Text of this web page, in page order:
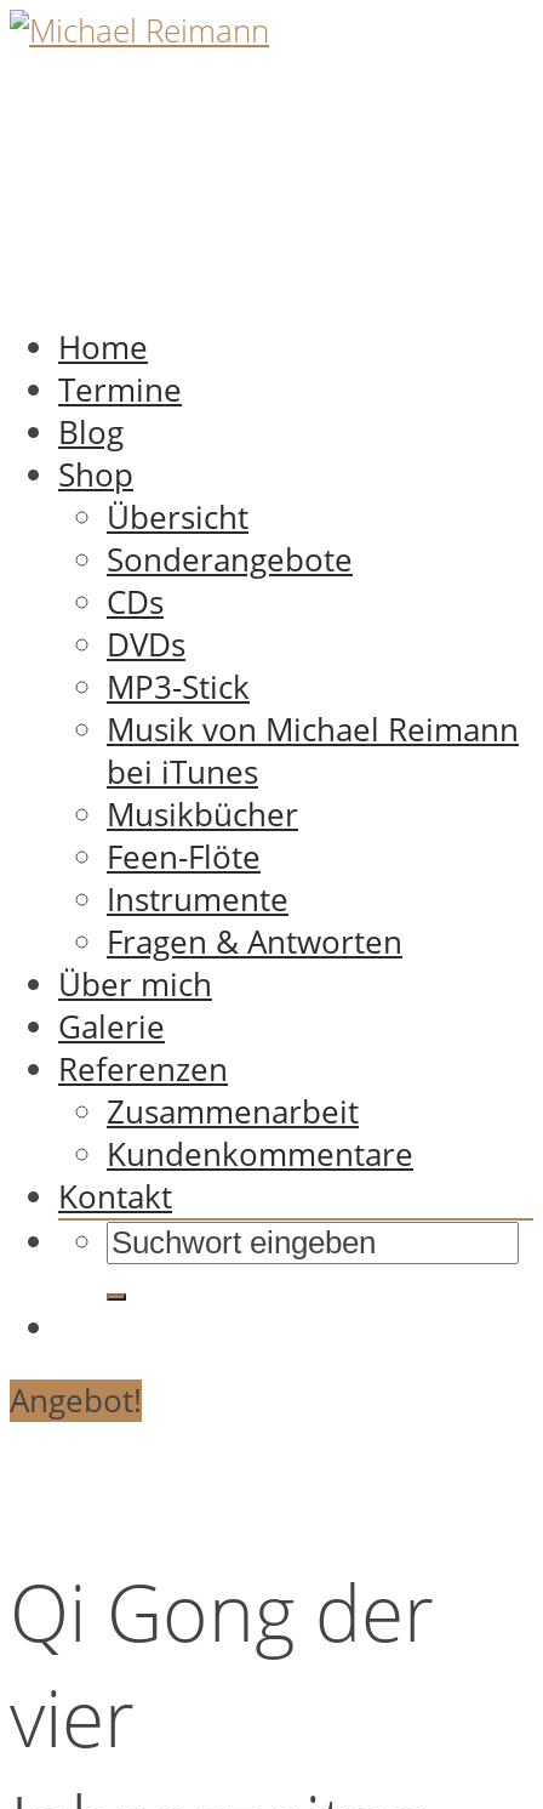
Home
Termine
Blog
Shop
Übersicht
Sonderangebote
CDs
DVDs
MP3-Stick
Musik von Michael Reimann
bei iTunes
Musikbücher
Feen-Flöte
Instrumente
Fragen & Antworten
Über mich
Galerie
Referenzen
Zusammenarbeit
Kundenkommentare
Kontakt
Angebot!
Qi Gong der
vier